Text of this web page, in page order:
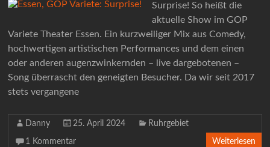
Surprise! So heißt die
aktuelle Show im GOP
Variete Theater Essen. Ein kurzweiliger Mix aus Comedy,
hochwertigen artistischen Performances und dem einen
oder anderen augenzwinkernden – live dargebotenen –
Song überrascht den geneigten Besucher. Da wir seit 2017
stets vergangene
Danny 25. April 2024 Ruhrgebiet
1 Kommentar Weiterlesen